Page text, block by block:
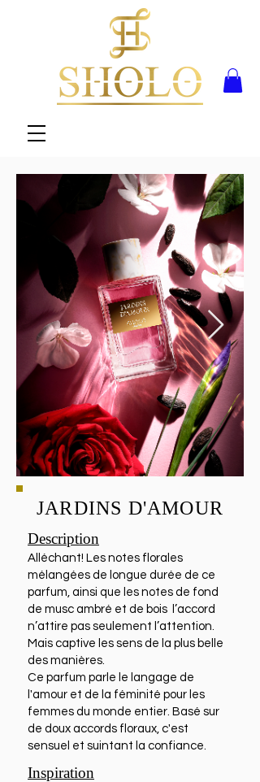
JARDINS D'AMOUR
Description
Alléchant! Les notes florales
mélangées de longue durée de ce
parfum, ainsi que les notes de fond
de musc ambré et de bois l’accord
n’attire pas seulement l’attention.
Mais captive les sens de la plus belle
des manières.
Ce parfum parle le langage de
l'amour et de la féminité pour les
femmes du monde entier. Basé sur
de doux accords floraux, c'est
sensuel et suintant la confiance.
Inspiration